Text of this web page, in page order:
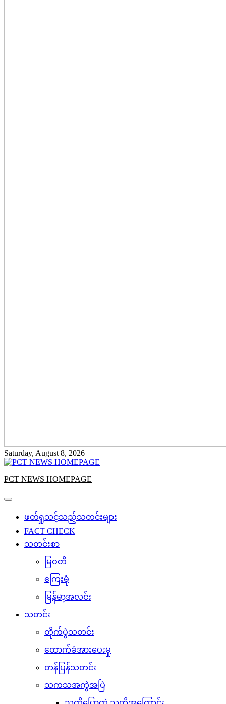
Saturday, August 8, 2026
PCT NEWS HOMEPAGE
ဖတ်ရှုသင့်သည့်သတင်းများ
FACT CHECK
သတင်းစာ
မြဝတီ
ကြေးမုံ
မြန်မာ့အလင်း
သတင်း
တိုက်ပွဲသတင်း
ထောက်ခံအားပေးမှု
တန်ပြန်သတင်း
သကသအကွဲအပြဲ